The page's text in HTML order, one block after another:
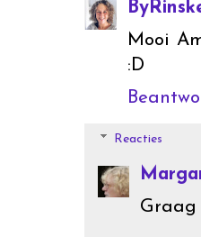
Mooi
:D
Reacties
Graag